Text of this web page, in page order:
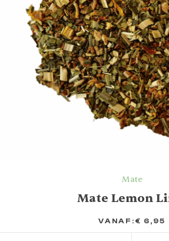
Mate
Mate Lemon
VANAF: € 6,95